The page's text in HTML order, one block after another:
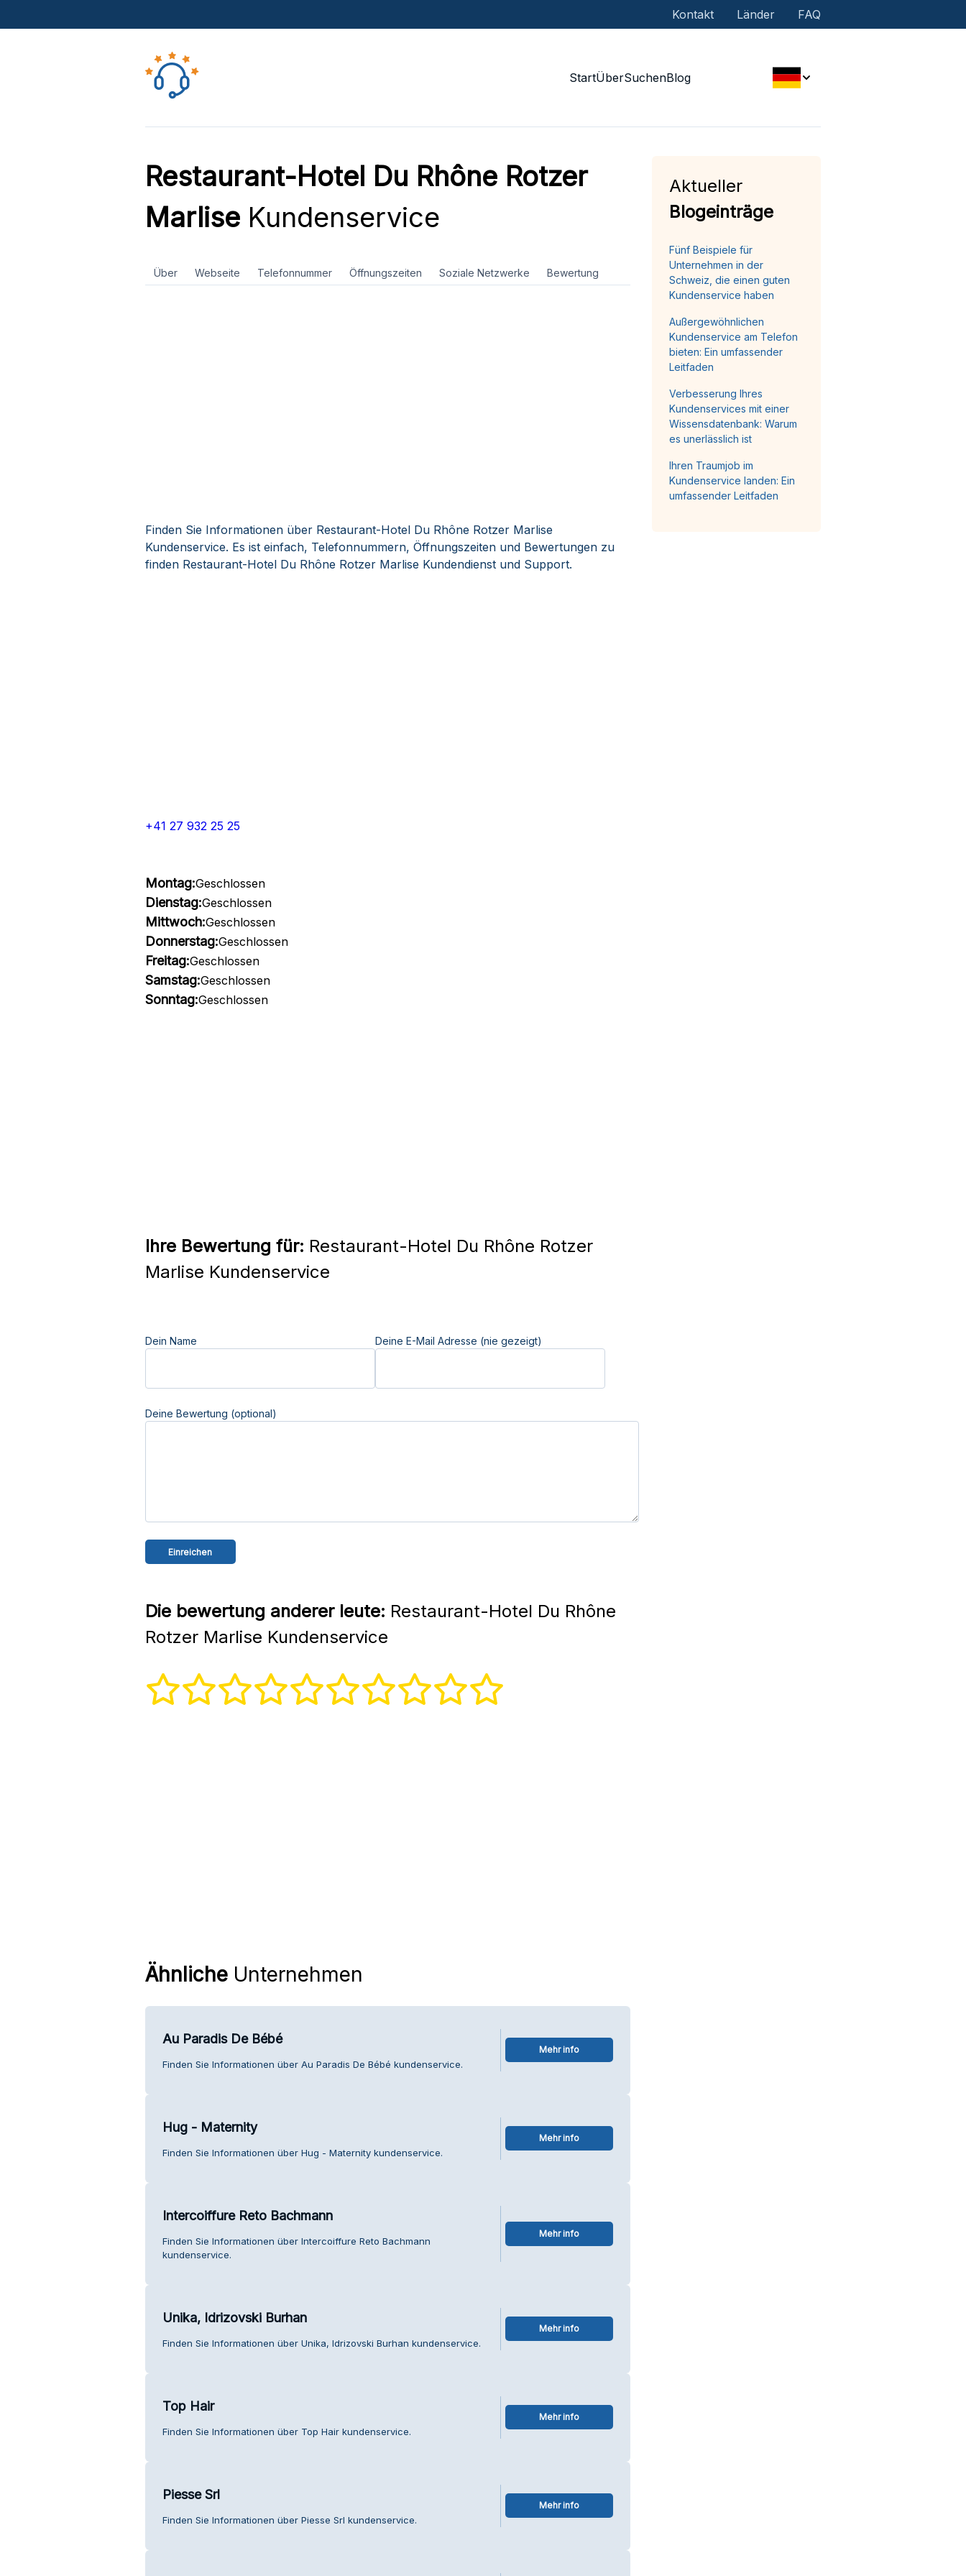
Kontakt Länder FAQ
StartÜberSuchenBlog
Restaurant-Hotel Du Rhône Rotzer
MarliseKundenservice
Über Webseite Telefonnummer Öffnungszeiten Soziale Netzwerke Bewertung
Finden Sie Informationen über Restaurant-Hotel Du Rhône Rotzer Marlise
Kundenservice. Es ist einfach, Telefonnummern, Öffnungszeiten und Bewertungen zu
finden Restaurant-Hotel Du Rhône Rotzer Marlise Kundendienst und Support.
+41 27 932 25 25
Montag:Geschlossen
Dienstag:Geschlossen
Mittwoch:Geschlossen
Donnerstag:Geschlossen
Freitag:Geschlossen
Samstag:Geschlossen
Sonntag:Geschlossen
Ihre Bewertung für: Restaurant-Hotel Du Rhône Rotzer
Marlise Kundenservice
Dein Name Deine E-Mail Adresse (nie gezeigt)
Deine Bewertung (optional)
Die bewertung anderer leute: Restaurant-Hotel Du Rhône
Rotzer Marlise Kundenservice
ÄhnlicheUnternehmen
Au Paradis De Bébé
Finden Sie Informationen über Au Paradis De Bébé kundenservice.
Mehr info
Hug - Maternity
Finden Sie Informationen über Hug - Maternity kundenservice.
Mehr info
Intercoiffure Reto Bachmann
Finden Sie Informationen über Intercoiffure Reto Bachmann
kundenservice.
Mehr info
Unika, Idrizovski Burhan
Finden Sie Informationen über Unika, Idrizovski Burhan kundenservice.
Mehr info
Top Hair
Finden Sie Informationen über Top Hair kundenservice.
Mehr info
Piesse Srl
Finden Sie Informationen über Piesse Srl kundenservice.
Mehr info
Aktueller
Blogeinträge
Fünf Beispiele für
Unternehmen in der
Schweiz, die einen guten
Kundenservice haben
Außergewöhnlichen
Kundenservice am Telefon
bieten: Ein umfassender
Leitfaden
Verbesserung Ihres
Kundenservices mit einer
Wissensdatenbank: Warum
es unerlässlich ist
Ihren Traumjob im
Kundenservice landen: Ein
umfassender Leitfaden